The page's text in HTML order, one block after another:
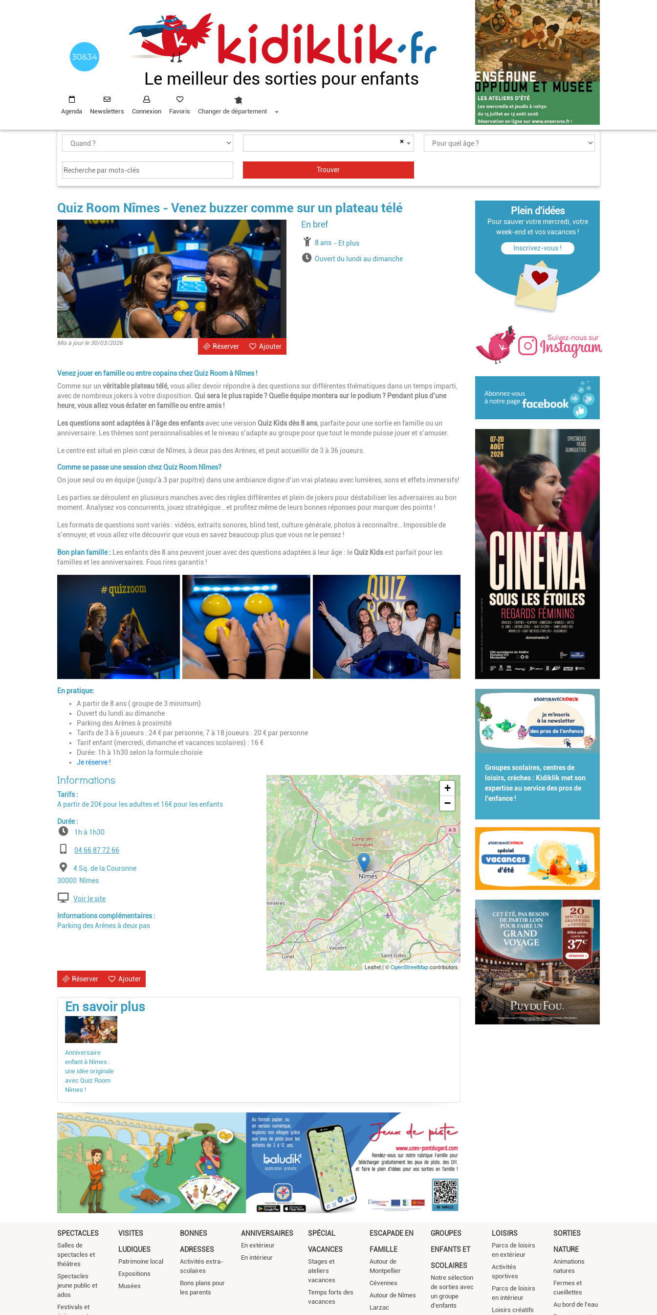
Le meilleur des sorties pour enfants
Agenda Newsletters Connexion Favoris Changer de département
×
Quiz Room Nîmes - Venez buzzer comme sur un plateau télé
Image
Ajouter
Réserver
Mis à jour le 30/03/2026
à partir de
8 ans jusqu'à l'âge de
Et plus
HorairesOuvert du lundi au dimanche
Venez jouer en famille ou entre copains chez Quiz Room à Nîmes !
Comme sur un véritable plateau télé,vous allez devoir répondre à des questions sur différentes thématiques dans un temps imparti,
avec de nombreux jokers à votre disposition. Qui sera le plus rapide ? Quelle équipe montera sur le podium ? Pendant plus d’une
heure, vous allez vous éclater en famille ou entre amis !
Les questions sont adaptées à l’âge des enfantsavec une version Quiz Kids dès 8 ans , parfaite pour une sortie en famille ou un
anniversaire. Les thèmes sont personnalisables et le niveau s’adapte au groupe pour que tout le monde puisse jouer et s’amuser.
Le centre est situé en plein cœur de Nîmes, à deux pas des Arènes, et peut accueillir de 3 à 36 joueurs.
Comme se passe une session chez Quiz Room Nîmes?
On joue seul ou en équipe (jusqu’à 3 par pupitre) dans une ambiance digne d’un vrai plateau avec lumières, sons et effets immersifs!
Les parties se déroulent en plusieurs manches avec des règles différentes et plein de jokers pour déstabiliser les adversaires au bon
moment. Analysez vos concurrents, jouez stratégique… et profitez même de leurs bonnes réponses pour marquer des points !
Les formats de questions sont variés : vidéos, extraits sonores, blind test, culture générale, photos à reconnaître… Impossible de
s’ennuyer, et vous allez vite découvrir que vous en savez beaucoup plus que vous ne le pensez !
Bon plan famille : Les enfants dès 8 ans peuvent jouer avec des questions adaptées à leur âge : leQuiz Kidsest parfait pour les
familles et les anniversaires. Fous rires garantis !
En pratique:
A partir de 8 ans ( groupe de 3 minimum)
Ouvert du lundi au dimanche
Parking des Arènes à proximité
Tarifs de 3 à 6 joueurs : 24 € par personne, 7 à 18 joueurs : 20 € par personne
Tarif enfant (mercredi, dimanche et vacances scolaires) : 16 €
Durée: 1h à 1h30 selon la formule choisie
Je réserve !
Tarifs
A partir de 20€ pour les adultes et 16€ pour les enfants
Durée
1h à 1h30
Téléphone04 66 87 72 66
Adresse4 Sq. de la Couronne
Code postal
30000 Ville
Nîmes
Voir le site
Informations complémentaires
Parking des Arènes à deux pas
Geolocalisation
+
−
Leaflet | ©OpenStreetMapcontributors
Ajouter
Réserver
En savoir plus
Anniversaire
enfant à Nîmes :
une idée originale
avec Quiz Room
Nîmes !
Plein d'idées
Pour sauver votre mercredi, votre
week-end et vos vacances !
Inscrivez-vous !
Groupes scolaires, centres de
loisirs, crèches : Kidiklik met son
expertise au service des pros de
l'enfance !
SPECTACLES
Salles de
spectacles et
théâtres
Spectacles
jeune public et
ados
Festivals et
VISITES
LUDIQUES
Patrimoine local
Expositions
Musées
BONNES
ADRESSES
Activités extra-
scolaires
Bons plans pour
les parents
ANNIVERSAIRES
En extérieur
En intérieur
SPÉCIAL
VACANCES
Stages et
ateliers
vacances
Temps forts des
vacances
ESCAPADE EN
FAMILLE
Autour de
Montpellier
Cévennes
Autour de Nîmes
Larzac
GROUPES
ENFANTS ET
SCOLAIRES
Notre sélection
de sorties avec
un groupe
d'enfants
LOISIRS
Parcs de loisirs
en extérieur
Activités
sportives
Parcs de loisirs
en intérieur
Loisirs créatifs
SORTIES
NATURE
Animations
natures
Fermes et
cueillettes
Au bord de l'eau